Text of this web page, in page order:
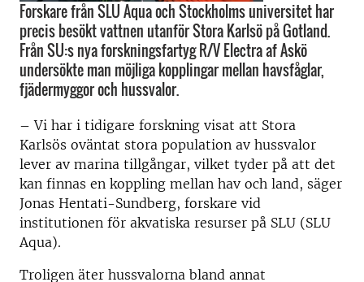
Forskare från SLU Aqua och Stockholms universitet har
precis besökt vattnen utanför Stora Karlsö på Gotland.
Från SU:s nya forskningsfartyg R/V Electra af Askö
undersökte man möjliga kopplingar mellan havsfåglar,
fjädermyggor och hussvalor.
– Vi har i tidigare forskning visat att Stora
Karlsös oväntat stora population av hussvalor
lever av marina tillgångar, vilket tyder på att det
kan finnas en koppling mellan hav och land, säger
Jonas Hentati-Sundberg, forskare vid
institutionen för akvatiska resurser på SLU (SLU
Aqua).
Troligen äter hussvalorna bland annat